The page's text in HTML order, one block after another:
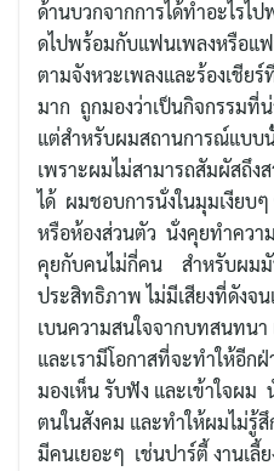
ด้านบวกจากการได้ทำอะไร
ดไปพร้อมกับแฟนเพลงหรือแ
ตามจังหวะเพลงและร้องเชี
มาก ถูกมองว่าเป็นกิจกรรมที่
แต่สำหรับผมสถานการณ์แบบ
เพราะผมไม่สามารถสัมผัสถึ
ได้ ผมชอบการนั่งในมุมเงียบ
หรือห้องส่วนตัว นั่งคุยทำควา
คุยกับคนไม่กี่คน สำหรับผมมั
ประสิทธิภาพ ไม่มีเสียงที่ดังจน
เบนความสนใจจากบทสนทน
และเรามีโอกาสที่จะทำให้อีก
มองเห็น รับฟัง และเข้าใจผม
ตนในสังคม และทำให้ผมไม่รู้
มีคนเยอะๆ เช่นปาร์ตี้ งานเลี้